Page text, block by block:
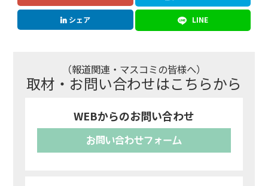
シェア LINE
（報道関連・マスコミの皆様へ）
取材・お問い合わせはこちらから
WEBからのお問い合わせ
お問い合わせフォーム